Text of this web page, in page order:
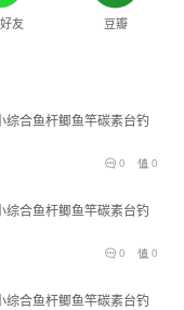
友 豆瓣
综合鱼杆鲫鱼竿碳素台钓
0
0
综合鱼杆鲫鱼竿碳素台钓
0
0
综合鱼杆鲫鱼竿碳素台钓